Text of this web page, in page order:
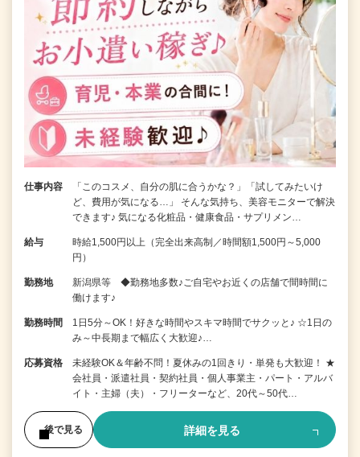
仕事内容
「このコスメ、自分の肌に合うかな？」「試してみたいけ
ど、費用が気になる…」 そんな気持ち、美容モニターで解決
できます♪ 気になる化粧品・健康食品・サプリメン…
給与
時給1,500円以上（完全出来高制／時間額1,500円～5,000
円）
勤務地
新潟県等 ◆勤務地多数♪ご自宅やお近くの店舗で間時間に
働けます♪
勤務時間
1日5分～OK！好きな時間やスキマ時間でサクッと♪ ☆1日の
み～中長期まで幅広く大歓迎♪…
応募資格
未経験OK＆年齢不問！夏休みの1回きり・単発も大歓迎！ ★
会社員・派遣社員・契約社員・個人事業主・パート・アルバ
イト・主婦（夫）・フリーターなど、20代～50代…
後で見る 詳細を見る